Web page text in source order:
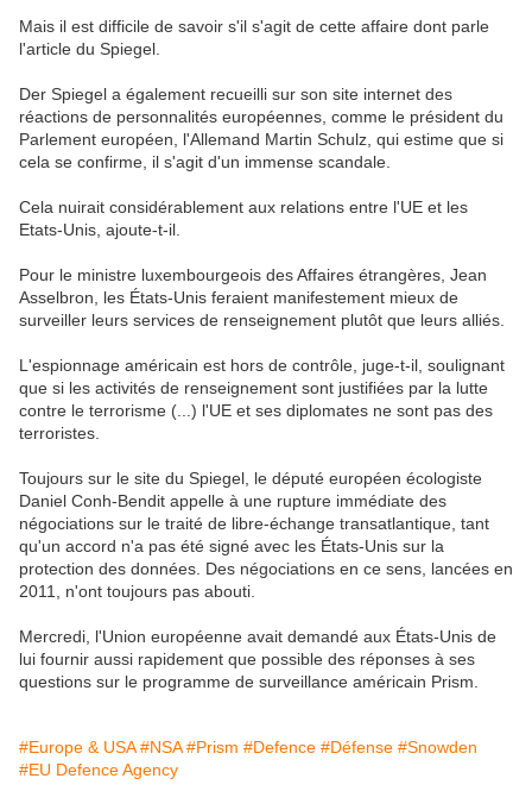
Mais il est difficile de savoir s'il s'agit de cette affaire dont parle
l'article du Spiegel.
Der Spiegel a également recueilli sur son site internet des
réactions de personnalités européennes, comme le président du
Parlement européen, l'Allemand Martin Schulz, qui estime que si
cela se confirme, il s'agit d'un immense scandale.
Cela nuirait considérablement aux relations entre l'UE et les
Etats-Unis, ajoute-t-il.
Pour le ministre luxembourgeois des Affaires étrangères, Jean
Asselbron, les États-Unis feraient manifestement mieux de
surveiller leurs services de renseignement plutôt que leurs alliés.
L'espionnage américain est hors de contrôle, juge-t-il, soulignant
que si les activités de renseignement sont justifiées par la lutte
contre le terrorisme (...) l'UE et ses diplomates ne sont pas des
terroristes.
Toujours sur le site du Spiegel, le député européen écologiste
Daniel Conh-Bendit appelle à une rupture immédiate des
négociations sur le traité de libre-échange transatlantique, tant
qu'un accord n'a pas été signé avec les États-Unis sur la
protection des données. Des négociations en ce sens, lancées en
2011, n'ont toujours pas abouti.
Mercredi, l'Union européenne avait demandé aux États-Unis de
lui fournir aussi rapidement que possible des réponses à ses
questions sur le programme de surveillance américain Prism.
#Europe & USA #NSA #Prism #Defence #Défense #Snowden
#EU Defence Agency